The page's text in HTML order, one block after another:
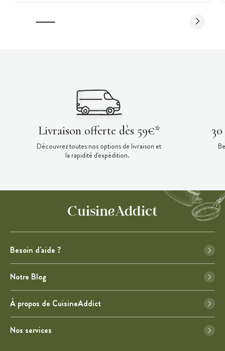
Livraison offerte dès 59€*
Découvrez toutes nos options de livraison et
la rapidité d'expédition.
Besoin d'aide ?
Notre Blog
À propos de CuisineAddict
Nos services